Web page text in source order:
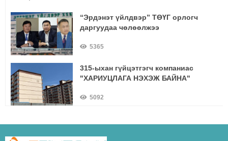
“Эрдэнэт үйлдвэр” ТӨҮГ орлогч
даргуудаа чөлөөлжээ
5365
315-ыхан гүйцэтгэгч компаниас
"ХАРИУЦЛАГА НЭХЭЖ БАЙНА"
5092
сургалтын арга хэлбэрээр нөхөх